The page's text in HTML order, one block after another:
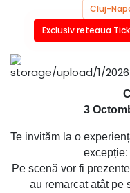
Cluj-
Exclusiv reteaua
3
Te invităm la o
Pe scenă vor fi
au remarcat atât pe